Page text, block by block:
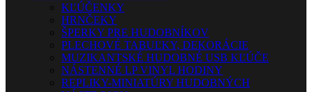
KĽÚČENKY
HRNČEKY
ŠPERKY PRE HUDOBNÍKOV
PLECHOVÉ TABUĽKY, DEKORÁCIE
MUZIKANTSKÉ HUDOBNÉ USB KĽÚČE
NÁSTENNÉ LP VINYL HODINY
REPLIKY-MINIATÚRY HUDOBNÝCH